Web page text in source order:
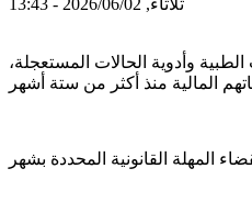
التجهيزات والمستلزمات الطبية وأدوية الحالات المستعجلة،